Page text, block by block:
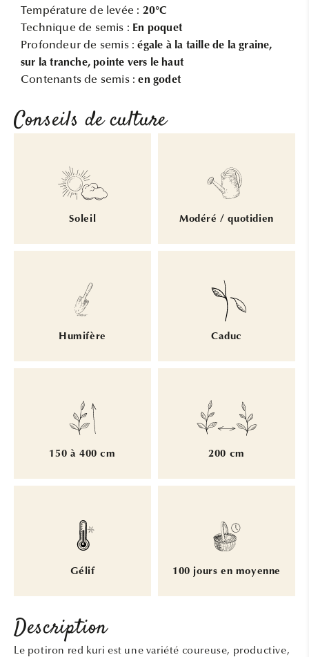
Température de levée : 20°C
Technique de semis : En poquet
Profondeur de semis :égale à la taille de la graine,
sur la tranche, pointe vers le haut
Contenants de semis :en godet
Conseils de culture
Soleil Modéré / quotidien
Humifère Caduc
150 à 400 cm 200 cm
Gélif 100 jours en moyenne
Description
Le potiron red kuri est une variété coureuse, productive,